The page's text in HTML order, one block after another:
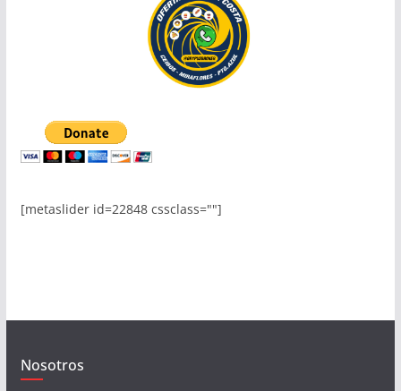
[metaslider id=22848 cssclass=""]
Nosotros